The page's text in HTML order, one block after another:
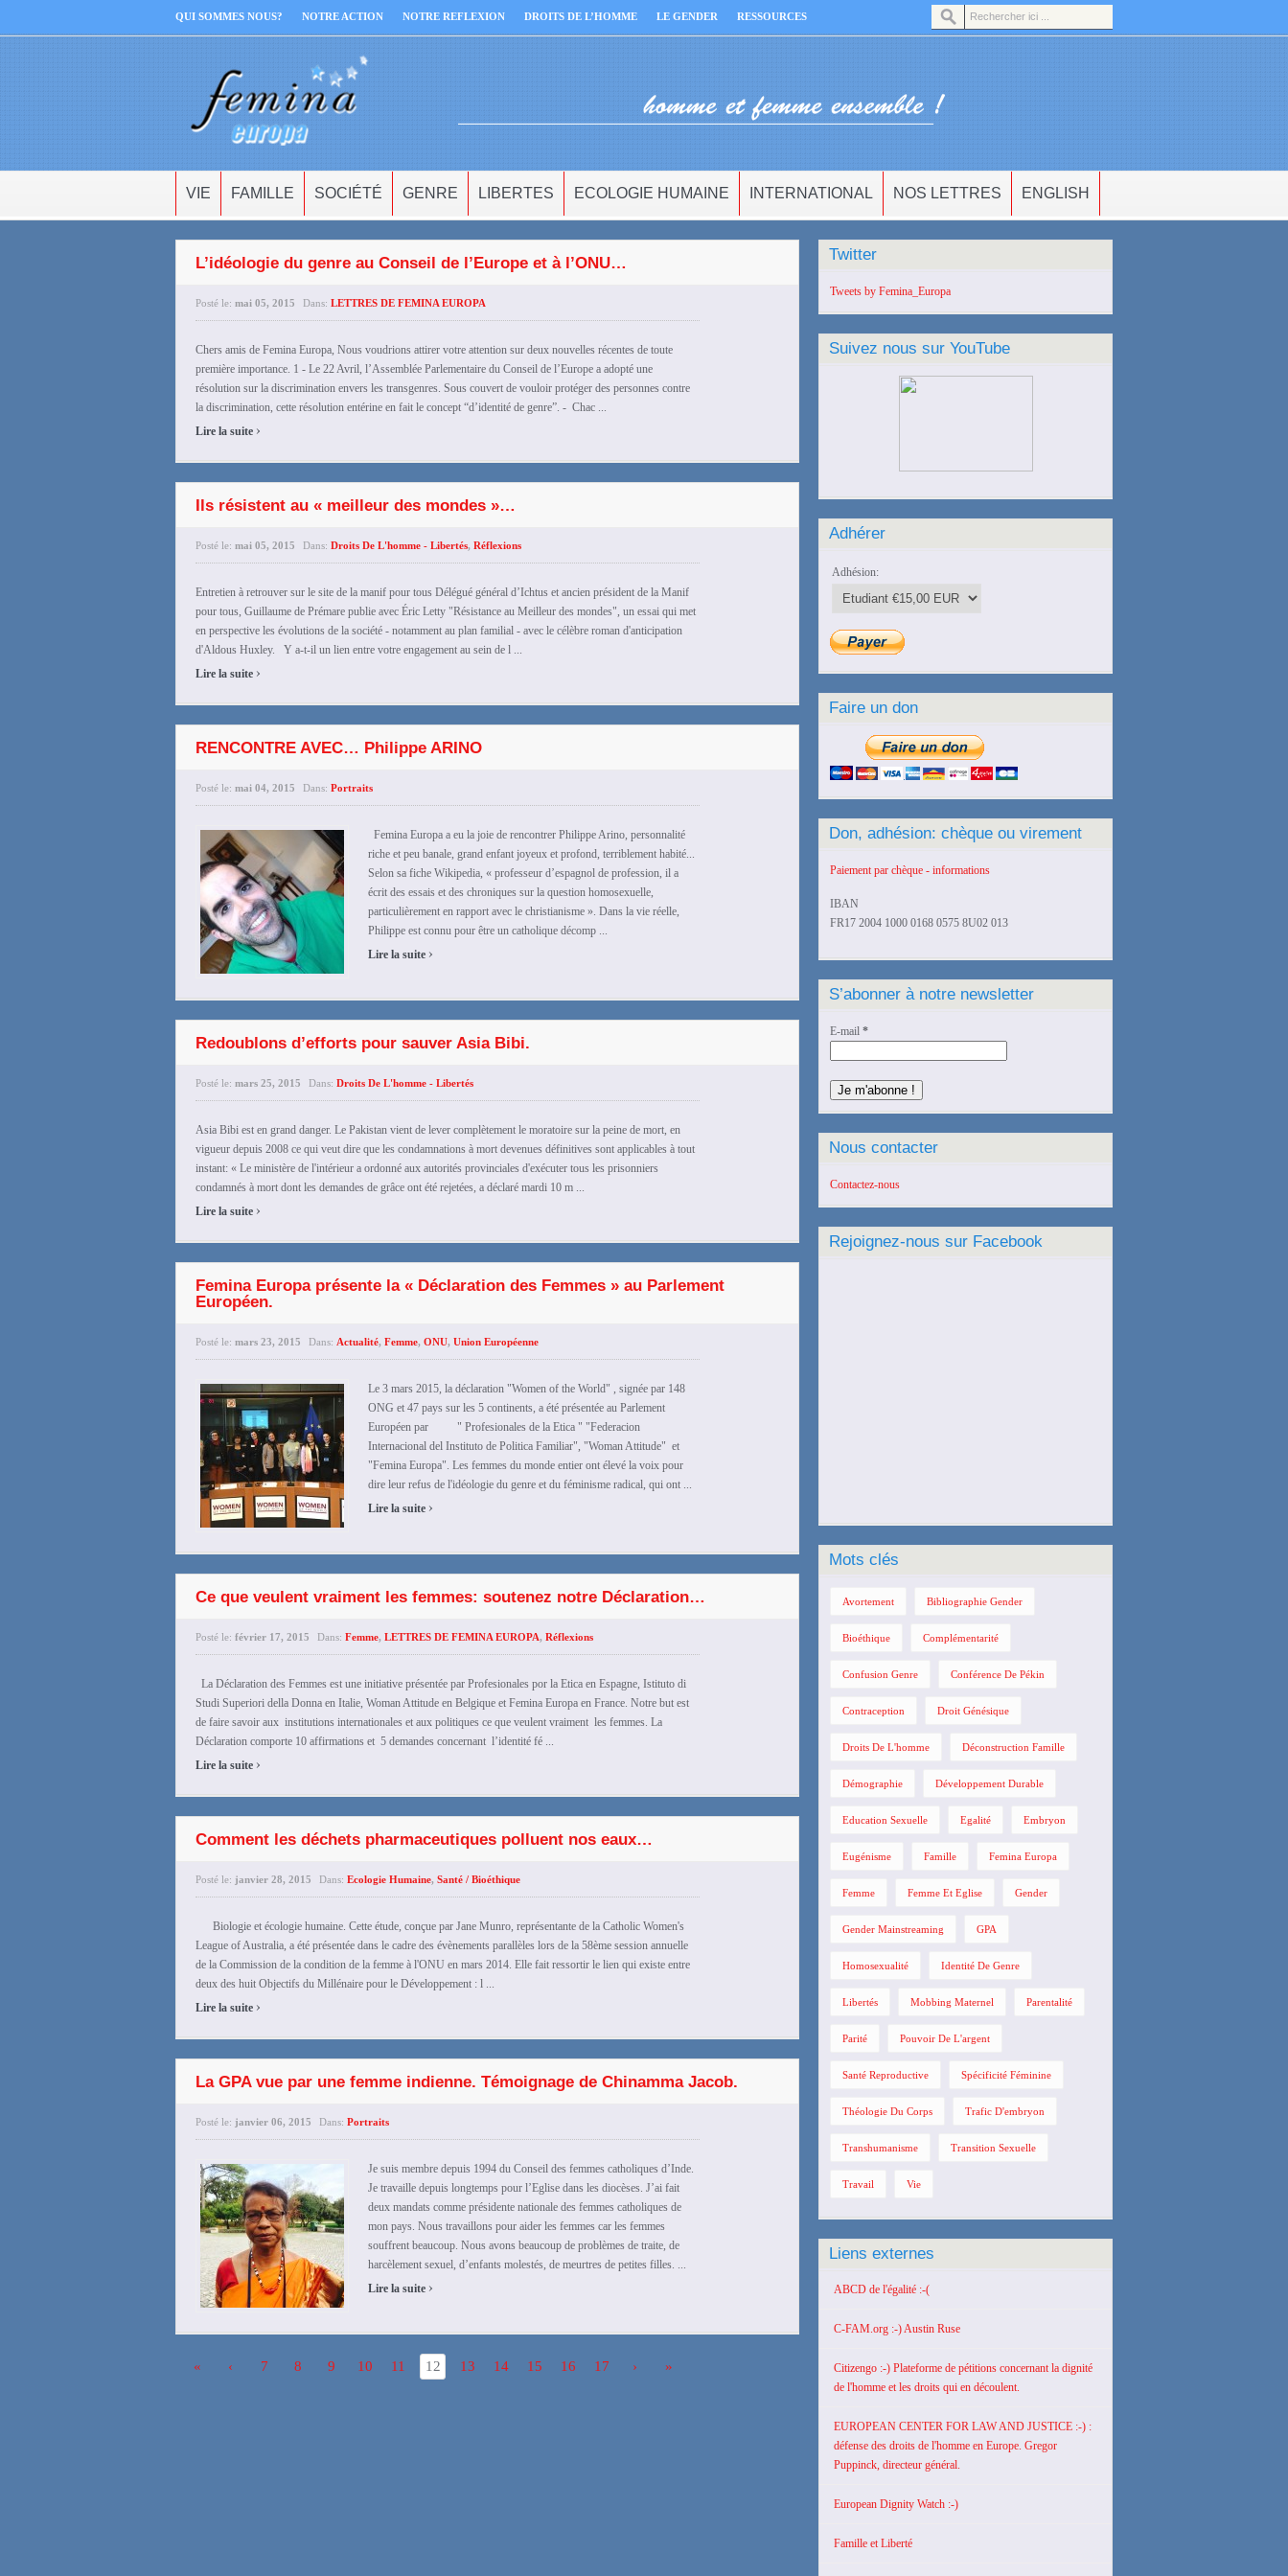
QUI SOMMES NOUS? NOTRE ACTION NOTRE REFLEXION DROITS DE L’HOMME LE GENDER RESSOURCES
VIE FAMILLE SOCIÉTÉ GENRE LIBERTES ECOLOGIE HUMAINE INTERNATIONAL NOS LETTRES ENGLISH
L’idéologie du genre au Conseil de l’Europe et à l’ONU…
Posté le: mai 05, 2015 Dans: LETTRES DE FEMINA EUROPA
Chers amis de Femina Europa, Nous voudrions attirer votre attention sur deux nouvelles récentes de toute
première importance. 1 - Le 22 Avril, l’Assemblée Parlementaire du Conseil de l’Europe a adopté une
résolution sur la discrimination envers les transgenres. Sous couvert de vouloir protéger des personnes contre
la discrimination, cette résolution entérine en fait le concept “d’identité de genre”. - Chac ...
Lire la suite ›
Ils résistent au « meilleur des mondes »…
Posté le: mai 05, 2015 Dans: Droits De L'homme - Libertés, Réflexions
Entretien à retrouver sur le site de la manif pour tous Délégué général d’Ichtus et ancien président de la Manif
pour tous, Guillaume de Prémare publie avec Éric Letty "Résistance au Meilleur des mondes", un essai qui met
en perspective les évolutions de la société - notamment au plan familial - avec le célèbre roman d'anticipation
d'Aldous Huxley. Y a-t-il un lien entre votre engagement au sein de l ...
Lire la suite ›
RENCONTRE AVEC… Philippe ARINO
Posté le: mai 04, 2015 Dans: Portraits
Femina Europa a eu la joie de rencontrer Philippe Arino, personnalité
riche et peu banale, grand enfant joyeux et profond, terriblement habité...
Selon sa fiche Wikipedia, « professeur d’espagnol de profession, il a
écrit des essais et des chroniques sur la question homosexuelle,
particulièrement en rapport avec le christianisme ». Dans la vie réelle,
Philippe est connu pour être un catholique décomp ...
Lire la suite ›
Redoublons d’efforts pour sauver Asia Bibi.
Posté le: mars 25, 2015 Dans: Droits De L'homme - Libertés
Asia Bibi est en grand danger. Le Pakistan vient de lever complètement le moratoire sur la peine de mort, en
vigueur depuis 2008 ce qui veut dire que les condamnations à mort devenues définitives sont applicables à tout
instant: « Le ministère de l'intérieur a ordonné aux autorités provinciales d'exécuter tous les prisonniers
condamnés à mort dont les demandes de grâce ont été rejetées, a déclaré mardi 10 m ...
Lire la suite ›
Femina Europa présente la « Déclaration des Femmes » au Parlement
Européen.
Posté le: mars 23, 2015 Dans: Actualité, Femme, ONU, Union Européenne
Le 3 mars 2015, la déclaration "Women of the World" , signée par 148
ONG et 47 pays sur les 5 continents, a été présentée au Parlement
Européen par " Profesionales de la Etica " "Federacion
Internacional del Instituto de Politica Familiar", "Woman Attitude" et
"Femina Europa". Les femmes du monde entier ont élevé la voix pour
dire leur refus de l'idéologie du genre et du féminisme radical, qui ont ...
Lire la suite ›
Ce que veulent vraiment les femmes: soutenez notre Déclaration…
Posté le: février 17, 2015 Dans: Femme, LETTRES DE FEMINA EUROPA, Réflexions
La Déclaration des Femmes est une initiative présentée par Profesionales por la Etica en Espagne, Istituto di
Studi Superiori della Donna en Italie, Woman Attitude en Belgique et Femina Europa en France. Notre but est
de faire savoir aux institutions internationales et aux politiques ce que veulent vraiment les femmes. La
Déclaration comporte 10 affirmations et 5 demandes concernant l’identité fé ...
Lire la suite ›
Comment les déchets pharmaceutiques polluent nos eaux…
Posté le: janvier 28, 2015 Dans: Ecologie Humaine, Santé / Bioéthique
Biologie et écologie humaine. Cette étude, conçue par Jane Munro, représentante de la Catholic Women's
League of Australia, a été présentée dans le cadre des évènements parallèles lors de la 58ème session annuelle
de la Commission de la condition de la femme à l'ONU en mars 2014. Elle fait ressortir le lien qui existe entre
deux des huit Objectifs du Millénaire pour le Développement : l ...
Lire la suite ›
La GPA vue par une femme indienne. Témoignage de Chinamma Jacob.
Posté le: janvier 06, 2015 Dans: Portraits
Je suis membre depuis 1994 du Conseil des femmes catholiques d’Inde.
Je travaille depuis longtemps pour l’Eglise dans les diocèses. J’ai fait
deux mandats comme présidente nationale des femmes catholiques de
mon pays. Nous travaillons pour aider les femmes car les femmes
souffrent beaucoup. Nous avons beaucoup de problèmes de traite, de
harcèlement sexuel, d’enfants molestés, de meurtres de petites filles. ...
Lire la suite ›
« ‹ 7 8 9 10 11 12 13 14 15 16 17 › »
Twitter
Tweets by Femina_Europa
Suivez nous sur YouTube
Adhérer
Adhésion:
Faire un don
Don, adhésion: chèque ou virement
Paiement par chèque - informations
IBAN
FR17 2004 1000 0168 0575 8U02 013
S’abonner à notre newsletter
E-mail *
Nous contacter
Contactez-nous
Rejoignez-nous sur Facebook
Mots clés
Avortement Bibliographie Gender
Bioéthique Complémentarité
Confusion Genre Conférence De Pékin
Contraception Droit Génésique
Droits De L'homme Déconstruction Famille
Démographie Développement Durable
Education Sexuelle Egalité Embryon
Eugénisme Famille Femina Europa
Femme Femme Et Eglise Gender
Gender Mainstreaming GPA
Homosexualité Identité De Genre
Libertés Mobbing Maternel Parentalité
Parité Pouvoir De L'argent
Santé Reproductive Spécificité Féminine
Théologie Du Corps Trafic D'embryon
Transhumanisme Transition Sexuelle
Travail Vie
Liens externes
ABCD de l'égalité :-(
C-FAM.org :-) Austin Ruse
Citizengo :-) Plateforme de pétitions concernant la dignité
de l'homme et les droits qui en découlent.
EUROPEAN CENTER FOR LAW AND JUSTICE :-) :
défense des droits de l'homme en Europe. Gregor
Puppinck, directeur général.
European Dignity Watch :-)
Famille et Liberté